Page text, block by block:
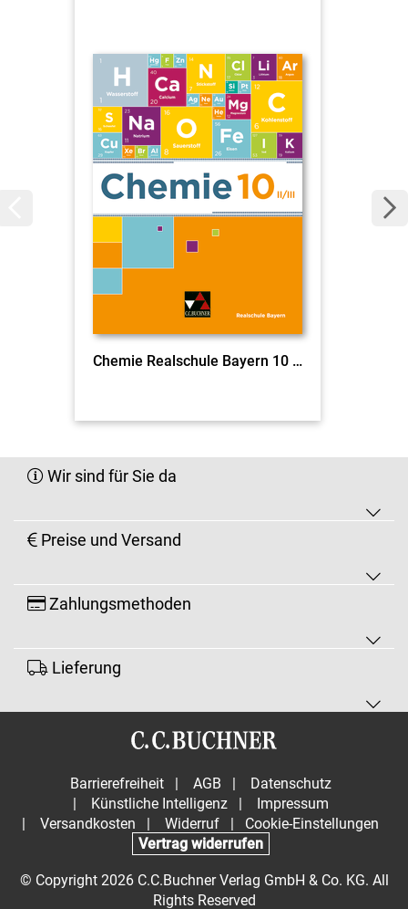
Chemie Realschule Bayern 10 II/III Ausgabe ab 2020
Wir sind für Sie da
Preise und Versand
Zahlungsmethoden
Lieferung
Barrierefreiheit | AGB |
Datenschutz
|
Künstliche Intelligenz |
Impressum
|
Versandkosten | Widerruf |
Cookie-Einstellungen
Vertrag widerrufen
© Copyright 2026 C.C.Buchner Verlag GmbH & Co. KG. All
Rights Reserved